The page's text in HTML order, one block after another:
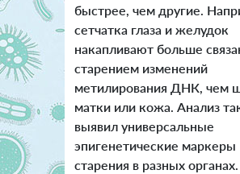
быстрее, чем другие.
сетчатка глаза и желудок
накапливают больше
старением изменений
метилирования ДНК, чем
матки или кожа. Анализ
выявил универсальные
эпигенетические маркеры
старения в разных